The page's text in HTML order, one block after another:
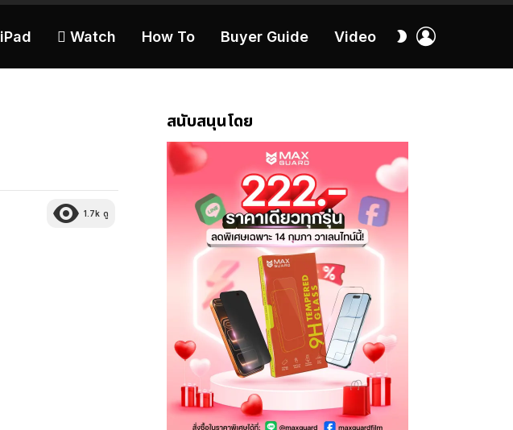
iPad  Watch How To Buyer Guide Video
สลับ
1.7k ดู
สนับสนุนโดย